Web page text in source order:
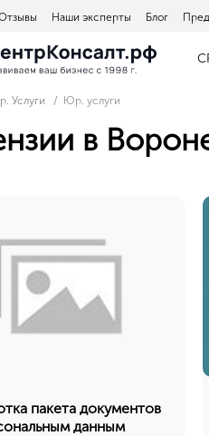
Наши эксперты Блог
Услуги Юр. услуги
в
пакета документов
данным